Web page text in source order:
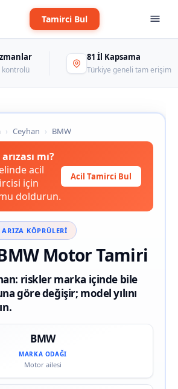
Tamirci Bul
kontrolü
81 İl Kapsama
Türkiye geneli tam erişim
› Ceyhan › BMW
mı?
acil
için
doldurun.
Acil Tamirci Bul
KÖPRÜLERI
Motor Tamiri
riskler marka içinde bile
göre değişir; model yılını
BMW
MARKA ODAĞI
Motor ailesi